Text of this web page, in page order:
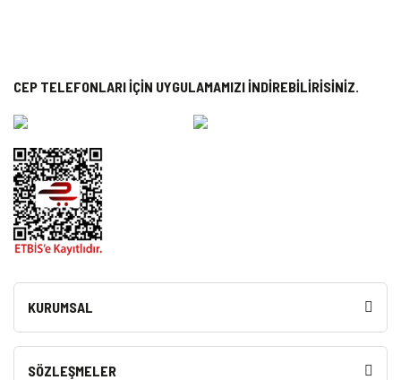
CEP TELEFONLARI İÇİN UYGULAMAMIZI İNDİREBİLİRİSİNİZ.
KURUMSAL
SÖZLEŞMELER